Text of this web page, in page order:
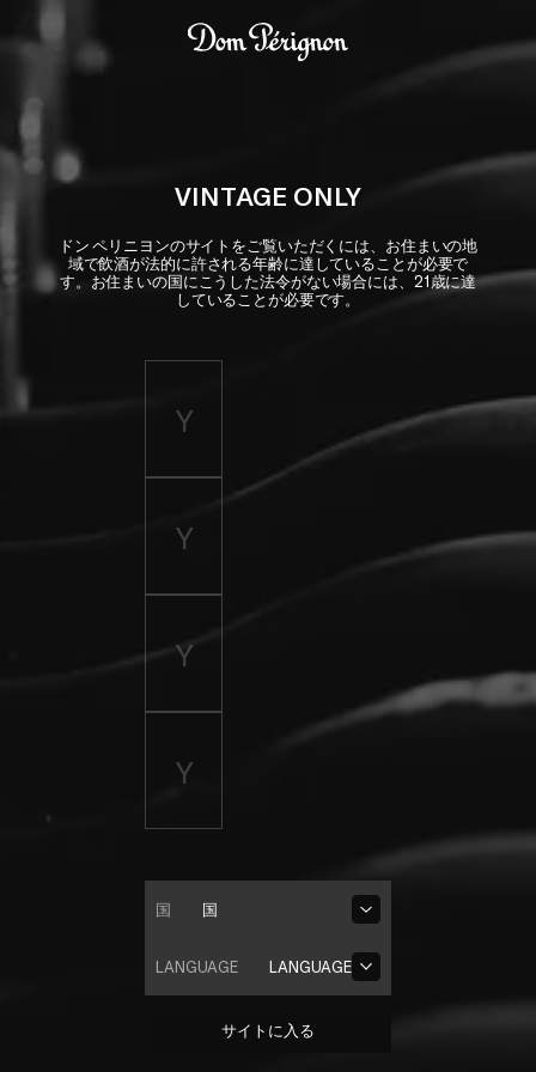
VINTAGE ONLY
ドン ペリニヨンのサイトをご覧いただくには、お住まいの地
域で飲酒が法的に許される年齢に達していることが必要で
す。お住まいの国にこうした法令がない場合には、21歳に達
していることが必要です。
国
国
LANGUAGE
LANGUAGE
サイトに入る